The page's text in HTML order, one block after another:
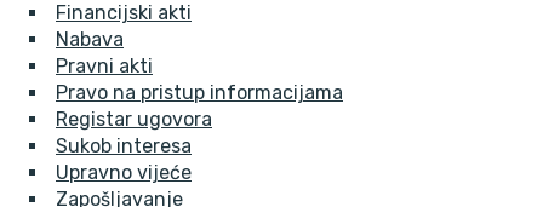
Financijski akti
Nabava
Pravni akti
Pravo na pristup informacijama
Registar ugovora
Sukob interesa
Upravno vijeće
Zapošljavanje